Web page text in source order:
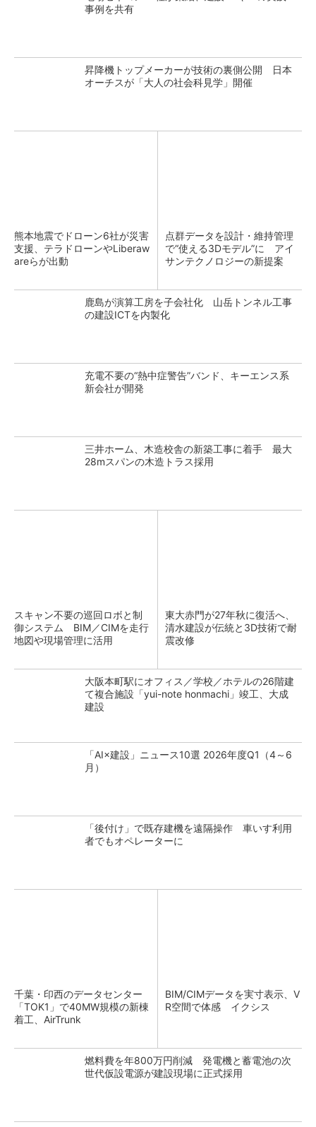
事例を共有
昇降機トップメーカーが技術の裏側公開 日本
オーチスが「大人の社会科見学」開催
熊本地震でドローン6社が災害
支援、テラドローンやLiberaw
areらが出動
点群データを設計・維持管理
で“使える3Dモデル”に アイ
サンテクノロジーの新提案
鹿島が演算工房を子会社化 山岳トンネル工事
の建設ICTを内製化
充電不要の“熱中症警告”バンド、キーエンス系
新会社が開発
三井ホーム、木造校舎の新築工事に着手 最大
28mスパンの木造トラス採用
スキャン不要の巡回ロボと制
御システム BIM／CIMを走行
地図や現場管理に活用
東大赤門が27年秋に復活へ、
清水建設が伝統と3D技術で耐
震改修
大阪本町駅にオフィス／学校／ホテルの26階建
て複合施設「yui-note honmachi」竣工、大成
建設
「AI×建設」ニュース10選 2026年度Q1（4～6
月）
「後付け」で既存建機を遠隔操作 車いす利用
者でもオペレーターに
千葉・印西のデータセンター
「TOK1」で40MW規模の新棟
着工、AirTrunk
BIM/CIMデータを実寸表示、V
R空間で体感 イクシス
燃料費を年800万円削減 発電機と蓄電池の次
世代仮設電源が建設現場に正式採用